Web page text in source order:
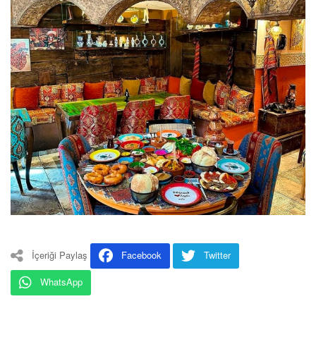
İçeriği Paylaş Facebook
Twitter
WhatsApp